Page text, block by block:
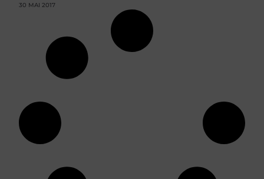
30 MAI 2017